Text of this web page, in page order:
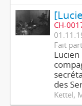
CH-
Fait
des
Kettel,